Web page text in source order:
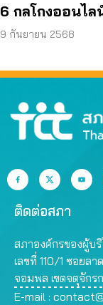
6 กลโกงออนไ
บริโภคโดนหลอก
9 กันยายน 2568
ติดต่อสภา
สภาองค์กรของผู้บ
เลขที่ 110/1 ซอยล
จอมพล เขตจตุจักร
E-mail :